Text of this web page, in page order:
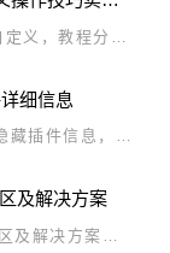
义，教程分享
优化方法，帮
细信息
藏插件信息，帮
及解决方案
及解决方案通